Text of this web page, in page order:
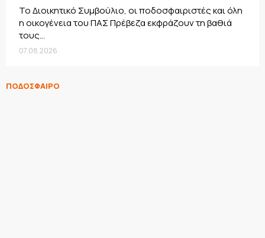
Το Διοικητικό Συμβούλιο, οι ποδοσφαιριστές και όλη
η οικογένεια του ΠΑΣ Πρέβεζα εκφράζουν τη βαθιά
τους...
07.08.2026
ΠΟΔΟΣΦΑΙΡΟ